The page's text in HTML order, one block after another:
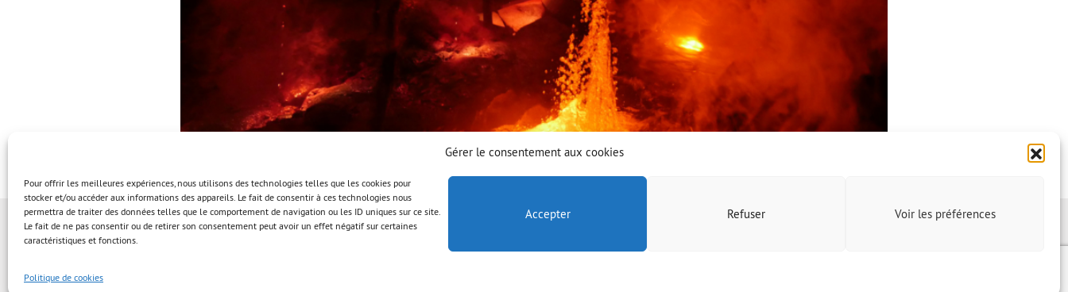
Gérer le consentement aux cookies
Pour offrir les meilleures expériences, nous utilisons des technologies telles que les cookies pour
stocker et/ou accéder aux informations des appareils. Le fait de consentir à ces technologies nous
permettra de traiter des données telles que le comportement de navigation ou les ID uniques sur ce site.
Le fait de ne pas consentir ou de retirer son consentement peut avoir un effet négatif sur certaines
caractéristiques et fonctions.
Accepter Refuser Voir les préférences
Politique de cookies